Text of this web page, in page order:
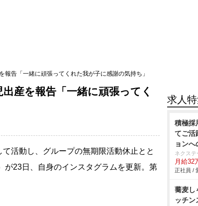
報告「一緒に頑張ってくれた我が子に感謝の気持ち」
産を報告「一緒に頑張ってく
て活動し、グループの無期限活動休止とと
が23日、自身のインスタグラムを更新。第
求人
積極採
てご活
ョン
ネクステ
月給32
正社員 /
蕎麦し
ッチン